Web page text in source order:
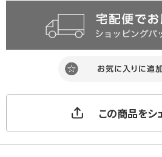
この商品をシ